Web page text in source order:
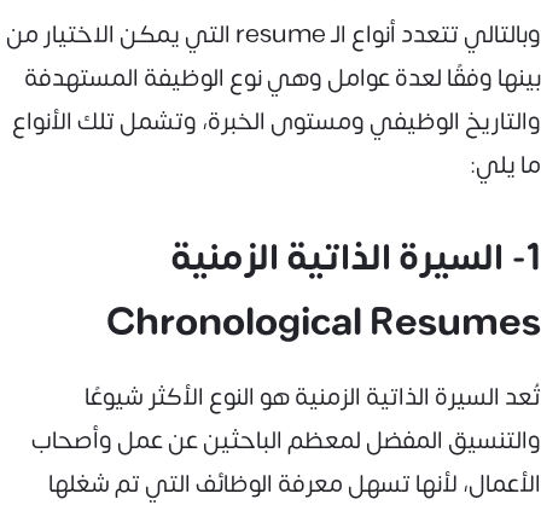
وبالتالي تتعدد أنواع الـ resume التي يمكن الاختيار من
بينها وفقًا لعدة عوامل وهي نوع الوظيفة المستهدفة
والتاريخ الوظيفي ومستوى الخبرة، وتشمل تلك الأنواع
ما يلي:
1- السيرة الذاتية الزمنية
Chronological Resumes
تُعد السيرة الذاتية الزمنية هو النوع الأكثر شيوعًا
والتنسيق المفضل لمعظم الباحثين عن عمل وأصحاب
الأعمال، لأنها تسهل معرفة الوظائف التي تم شغلها